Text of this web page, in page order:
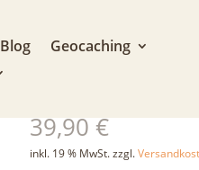
Blog
Geocaching
39,90€
inkl. 19 % MwSt.zzgl.